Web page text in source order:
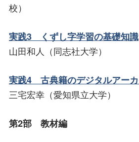
校）
実践3 くずし字学習の基礎知識
山田和人（同志社大学）
実践4 古典籍のデジタルアー
三宅宏幸（愛知県立大学）
第2部 教材編